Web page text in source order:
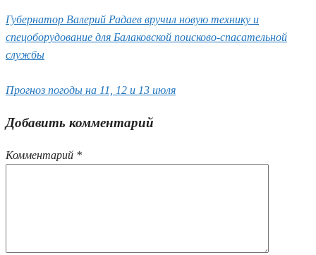
Губернатор Валерий Радаев вручил новую технику и
спецоборудование для Балаковской поисково-спасательной
службы
Прогноз погоды на 11, 12 и 13 июля
Добавить комментарий
Комментарий *